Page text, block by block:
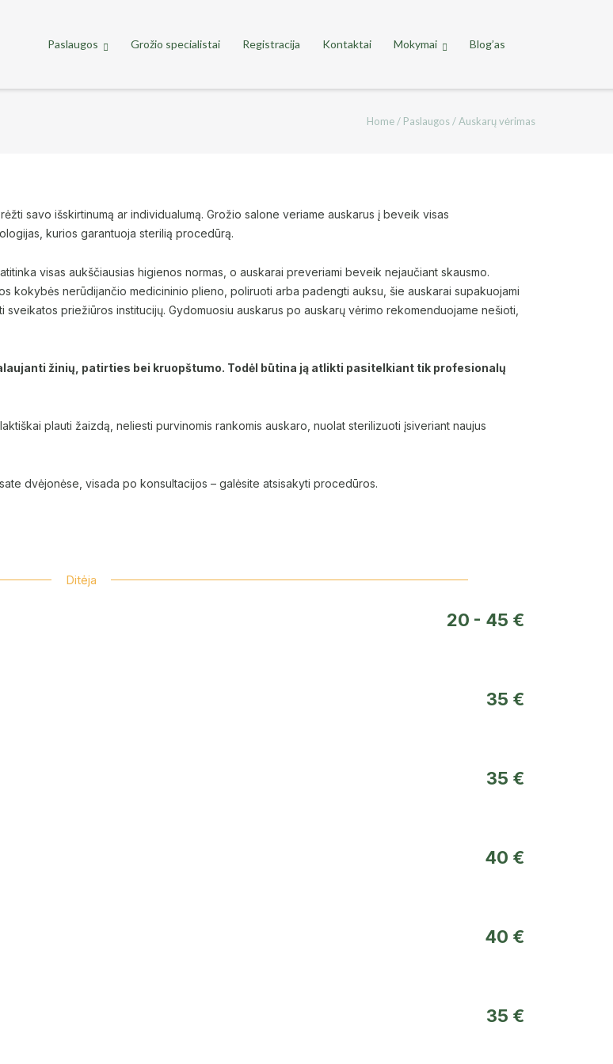
Paslaugos Grožio specialistai Registracija Kontaktai Mokymai Blog’as
Home/ Paslaugos/Auskarų vėrimas
savo išskirtinumą ar individualumą. Grožio salone veriame auskarus į beveik visas
kurios garantuoja sterilią procedūrą.
visas aukščiausias higienos normas, o auskarai preveriami beveik nejaučiant skausmo.
kokybės nerūdijančio medicininio plieno, poliruoti arba padengti auksu, šie auskarai supakuojami
priežiūros institucijų. Gydomuosiu auskarus po auskarų vėrimo rekomenduojame nešioti,
žinių, patirties bei kruopštumo. Todėl būtina ją atlikti pasitelkiant tik profesionalų
plauti žaizdą, neliesti purvinomis rankomis auskaro, nuolat sterilizuoti įsiveriant naujus
dvėjonėse, visada po konsultacijos – galėsite atsisakyti procedūros.
Ditėja
20 - 45 €
35 €
35 €
40 €
40 €
35 €